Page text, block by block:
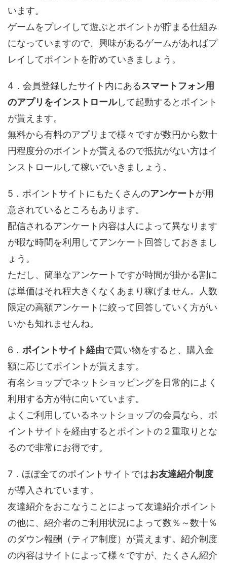
います。
ゲームをプレイして遊ぶとポイントが貯まる仕組み
になっていますので、興味があるゲームがあればプ
レイしてポイントを貯めていきましょう。
4．会員登録したサイト内にあるスマートフォン用
のアプリをインストロールして起動するとポイント
が貰えます。
無料から有料のアプリまで様々ですが数円から数十
円程度分のポイントが貰えるので抵抗がない方はイ
ンストロールして稼いでいきましょう。
5．ポイントサイトにもたくさんのアンケートが用
意されているところもあります。
配信されるアンケート内容は人によって異なります
が暇な時間を利用してアンケート回答しておきまし
ょう。
ただし、簡単なアンケートですが時間が掛かる割に
は単価はそれ程大きくなくあまり稼げません。人数
限定の高額アンケートに絞って回答していく方がい
いかも知れませんね。
6． ポイントサイト経由で買い物をすると、購入金
額に応じてポイントが貰えます。
有名ショップでネットショッピングを日常的によく
利用する方が特に向いています。
よくご利用しているネットショップの会員なら、ポ
イントサイトを経由するとポイントの２重取りとな
るので非常にお得です。
7．ほぼ全てのポイントサイトではお友達紹介制度
が導入されています。
友達紹介をおこなうことによって友達紹介ポイント
の他に、紹介者のご利用状況によって数％～数十％
のダウン報酬（ティア制度）が貰えます。紹介制度
の内容はサイトによって様々ですが、たくさん紹介